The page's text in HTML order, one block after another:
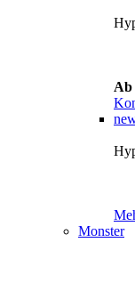
Ab
Monster